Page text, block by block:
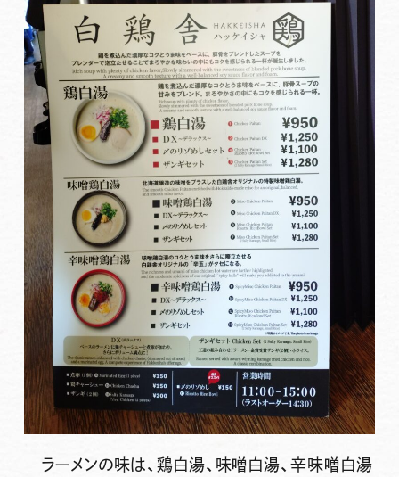
ラーメンの味は、鶏白湯、味噌白湯、辛味噌白湯